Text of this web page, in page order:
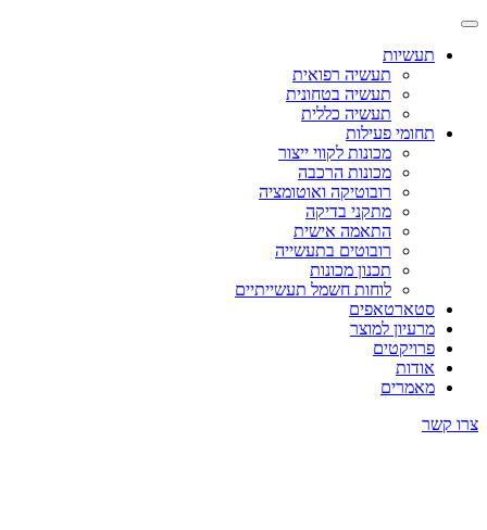
תעשיות
תעשיה רפואית
תעשיה בטחונית
תעשיה כללית
תחומי פעילות
מכונות לקווי ייצור
מכונות הרכבה
רובוטיקה ואוטומציה
מתקני בדיקה
התאמה אישית
רובוטים בתעשייה
תכנון מכונות
לוחות חשמל תעשייתיים
סטארטאפים
מרעיון למוצר
פרויקטים
אודות
מאמרים
צרו קשר